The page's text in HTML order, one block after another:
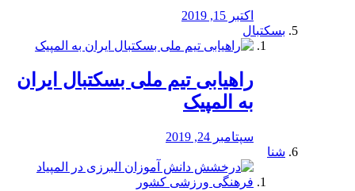
اکتبر 15, 2019
بسکتبال
راهیابی تیم ملی بسکتبال ایران
به المپیک
سپتامبر 24, 2019
شنا